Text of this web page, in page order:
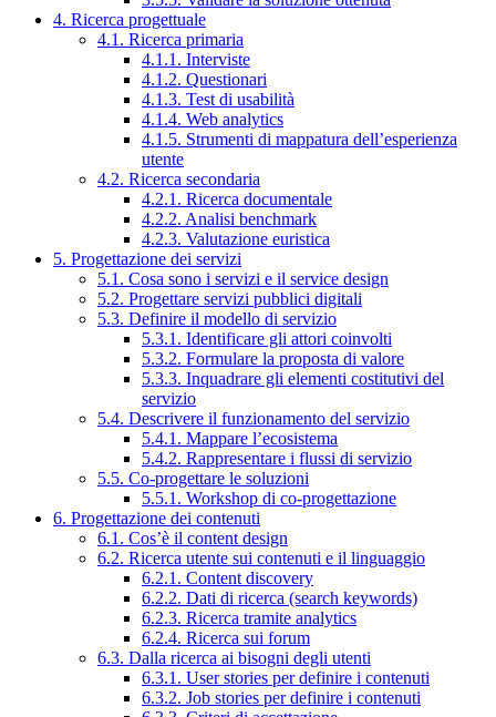
4. Ricerca progettuale
4.1. Ricerca primaria
4.1.1. Interviste
4.1.2. Questionari
4.1.3. Test di usabilità
4.1.4. Web analytics
4.1.5. Strumenti di mappatura dell’esperienza
utente
4.2. Ricerca secondaria
4.2.1. Ricerca documentale
4.2.2. Analisi benchmark
4.2.3. Valutazione euristica
5. Progettazione dei servizi
5.1. Cosa sono i servizi e il service design
5.2. Progettare servizi pubblici digitali
5.3. Definire il modello di servizio
5.3.1. Identificare gli attori coinvolti
5.3.2. Formulare la proposta di valore
5.3.3. Inquadrare gli elementi costitutivi del
servizio
5.4. Descrivere il funzionamento del servizio
5.4.1. Mappare l’ecosistema
5.4.2. Rappresentare i flussi di servizio
5.5. Co-progettare le soluzioni
5.5.1. Workshop di co-progettazione
6. Progettazione dei contenuti
6.1. Cos’è il content design
6.2. Ricerca utente sui contenuti e il linguaggio
6.2.1. Content discovery
6.2.2. Dati di ricerca (search keywords)
6.2.3. Ricerca tramite analytics
6.2.4. Ricerca sui forum
6.3. Dalla ricerca ai bisogni degli utenti
6.3.1. User stories per definire i contenuti
6.3.2. Job stories per definire i contenuti